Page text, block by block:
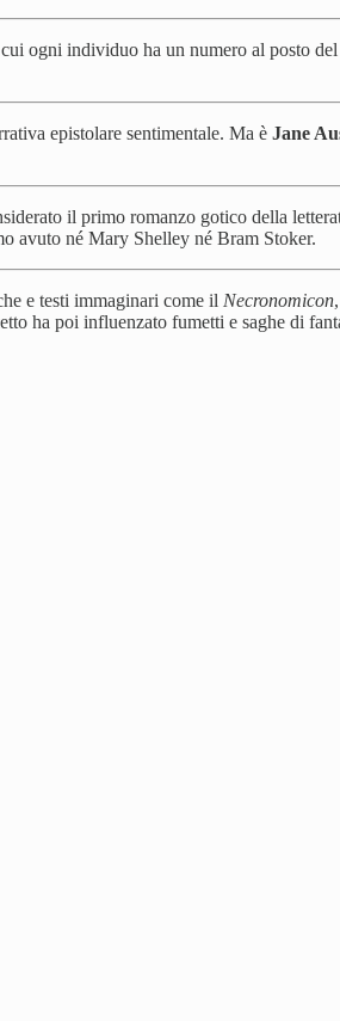
ogni individuo ha un numero al posto
epistolare sentimentale. Ma è Jane
il primo romanzo gotico della
avuto né Mary Shelley né Bram Stoker.
e testi immaginari come il Necronomicon
ha poi influenzato fumetti e saghe di